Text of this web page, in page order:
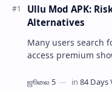
Ullu Mod APK:
Alternatives
Many users search
access premium
…